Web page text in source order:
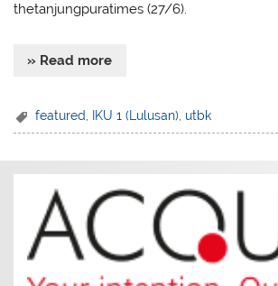
thetanjungpuratimes (27/6).
» Read more
featured IKU 1 (Lulusan) utbk